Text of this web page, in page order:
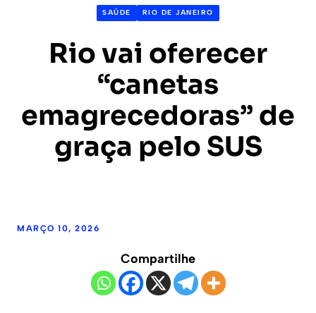
SAÚDE RIO DE JANEIRO
Rio vai oferecer
“canetas
emagrecedoras” de
graça pelo SUS
MARÇO 10, 2026
Compartilhe